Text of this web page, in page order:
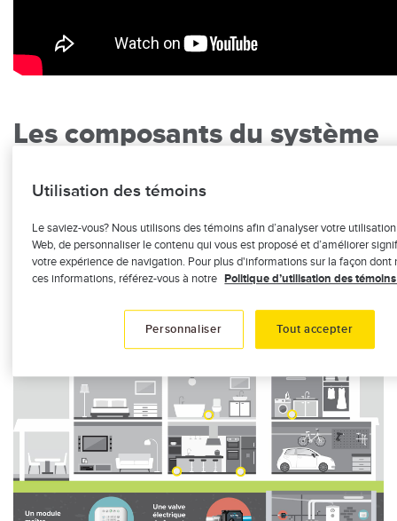
Les composants du système
adaptés à la configuration de votre résidence et à vos
besoins spécifiques.
Image
Utilisation des témoins
Le saviez-vous? Nous utilisons des témoins afin d’analyser votre
Web, de personnaliser le contenu qui vous est proposé et d’améliorer
votre expérience de navigation. Pour plus d'informations sur la façon dont
ces informations, référez-vous à notre Politique d’utilisation des
Personnaliser Tout accepter